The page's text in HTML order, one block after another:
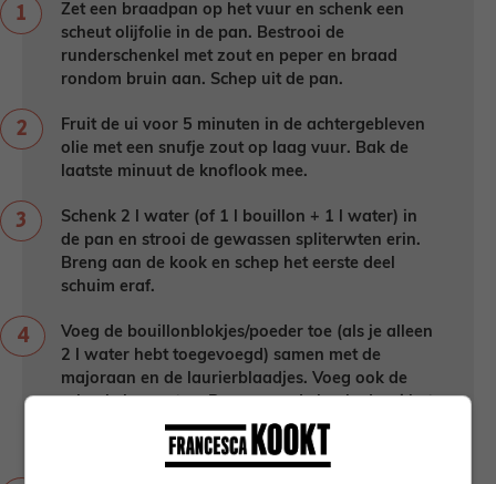
Zet een braadpan op het vuur en schenk een
scheut olijfolie in de pan. Bestrooi de
runderschenkel met zout en peper en braad
rondom bruin aan. Schep uit de pan.
Fruit de ui voor 5 minuten in de achtergebleven
olie met een snufje zout op laag vuur. Bak de
laatste minuut de knoflook mee.
Schenk 2 l water (of 1 l bouillon + 1 l water) in
de pan en strooi de gewassen spliterwten erin.
Breng aan de kook en schep het eerste deel
schuim eraf.
Voeg de bouillonblokjes/poeder toe (als je alleen
2 l water hebt toegevoegd) samen met de
majoraan en de laurierblaadjes. Voeg ook de
vuur lager en laat 1,5 – 2 uur pruttelen. Schep
tussentijds schuim af.